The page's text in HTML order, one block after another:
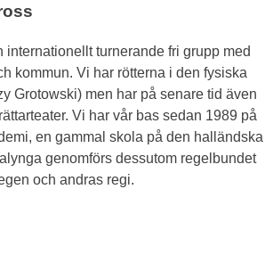
internationellt turnerande fri grupp med
kommun. Vi har rötterna i den fysiska
Grotowski) men har på senare tid även
Vi har vår bas sedan 1989 på
en gammal skola på den halländska
genomförs dessutom regelbundet
och andras regi.